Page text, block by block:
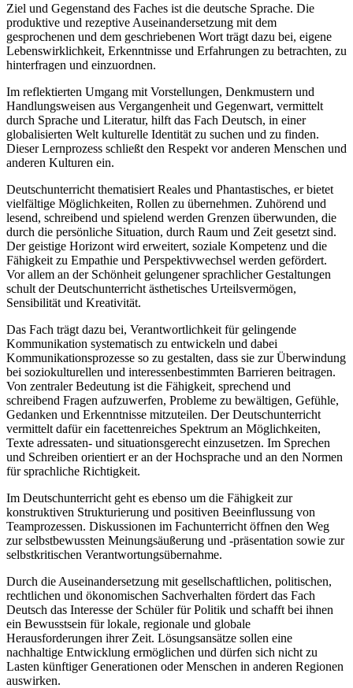
Ziel und Gegenstand des Faches ist die deutsche Sprache. Die
produktive und rezeptive Auseinandersetzung mit dem
gesprochenen und dem geschriebenen Wort trägt dazu bei, eigene
Lebenswirklichkeit, Erkenntnisse und Erfahrungen zu betrachten, zu
hinterfragen und einzuordnen.
Im reflektierten Umgang mit Vorstellungen, Denkmustern und
Handlungsweisen aus Vergangenheit und Gegenwart, vermittelt
durch Sprache und Literatur, hilft das Fach Deutsch, in einer
globalisierten Welt kulturelle Identität zu suchen und zu finden.
Dieser Lernprozess schließt den Respekt vor anderen Menschen und
anderen Kulturen ein.
Deutschunterricht thematisiert Reales und Phantastisches, er bietet
vielfältige Möglichkeiten, Rollen zu übernehmen. Zuhörend und
lesend, schreibend und spielend werden Grenzen überwunden, die
durch die persönliche Situation, durch Raum und Zeit gesetzt sind.
Der geistige Horizont wird erweitert, soziale Kompetenz und die
Fähigkeit zu Empathie und Perspektivwechsel werden gefördert.
Vor allem an der Schönheit gelungener sprachlicher Gestaltungen
schult der Deutschunterricht ästhetisches Urteilsvermögen,
Sensibilität und Kreativität.
Das Fach trägt dazu bei, Verantwortlichkeit für gelingende
Kommunikation systematisch zu entwickeln und dabei
Kommunikationsprozesse so zu gestalten, dass sie zur Überwindung
bei soziokulturellen und interessenbestimmten Barrieren beitragen.
Von zentraler Bedeutung ist die Fähigkeit, sprechend und
schreibend Fragen aufzuwerfen, Probleme zu bewältigen, Gefühle,
Gedanken und Erkenntnisse mitzuteilen. Der Deutschunterricht
vermittelt dafür ein facettenreiches Spektrum an Möglichkeiten,
Texte adressaten- und situationsgerecht einzusetzen. Im Sprechen
und Schreiben orientiert er an der Hochsprache und an den Normen
für sprachliche Richtigkeit.
Im Deutschunterricht geht es ebenso um die Fähigkeit zur
konstruktiven Strukturierung und positiven Beeinflussung von
Teamprozessen. Diskussionen im Fachunterricht öffnen den Weg
zur selbstbewussten Meinungsäußerung und -präsentation sowie zur
selbstkritischen Verantwortungsübernahme.
Durch die Auseinandersetzung mit gesellschaftlichen, politischen,
rechtlichen und ökonomischen Sachverhalten fördert das Fach
Deutsch das Interesse der Schüler für Politik und schafft bei ihnen
ein Bewusstsein für lokale, regionale und globale
Herausforderungen ihrer Zeit. Lösungsansätze sollen eine
nachhaltige Entwicklung ermöglichen und dürfen sich nicht zu
Lasten künftiger Generationen oder Menschen in anderen Regionen
auswirken.